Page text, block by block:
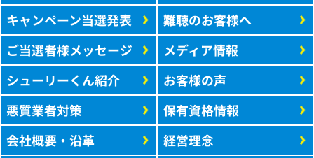
キャンペーン当選発表
ご当選者様メッセージ
シューリーくん紹介
悪質業者対策
会社概要・沿革
難聴のお客様へ
メディア情報
お客様の声
保有資格情報
経営理念